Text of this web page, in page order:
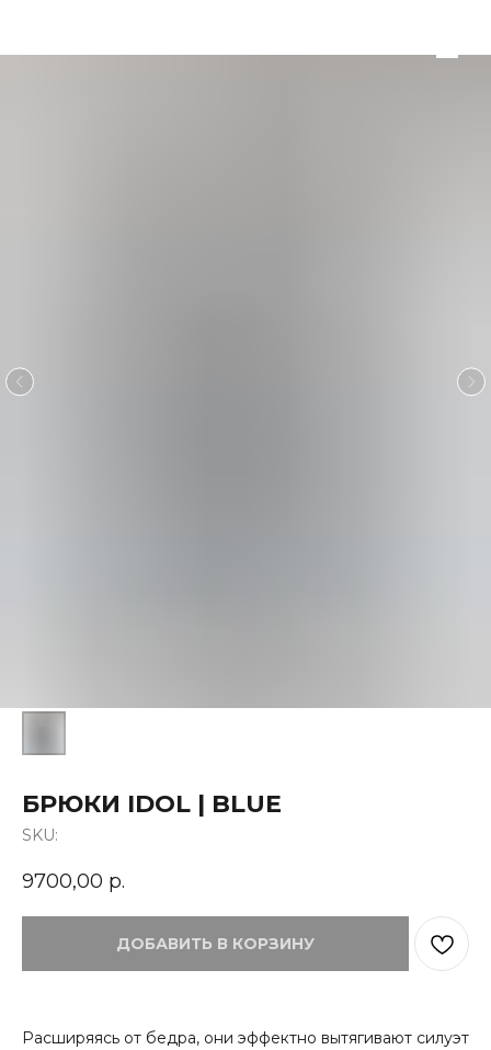
БРЮКИ IDOL | BLUE
SKU:
9700,00 р.
ДОБАВИТЬ В КОРЗИНУ
Расширяясь от бедра, они эффектно вытягивают силуэт